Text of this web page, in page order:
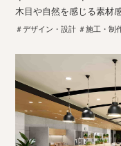
木目や自然を感じる素材
＃デザイン・設計 ＃施工・制